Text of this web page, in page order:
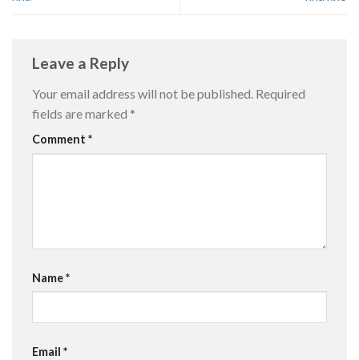
Leave a Reply
Your email address will not be published. Required
fields are marked *
Comment *
Name*
Email *